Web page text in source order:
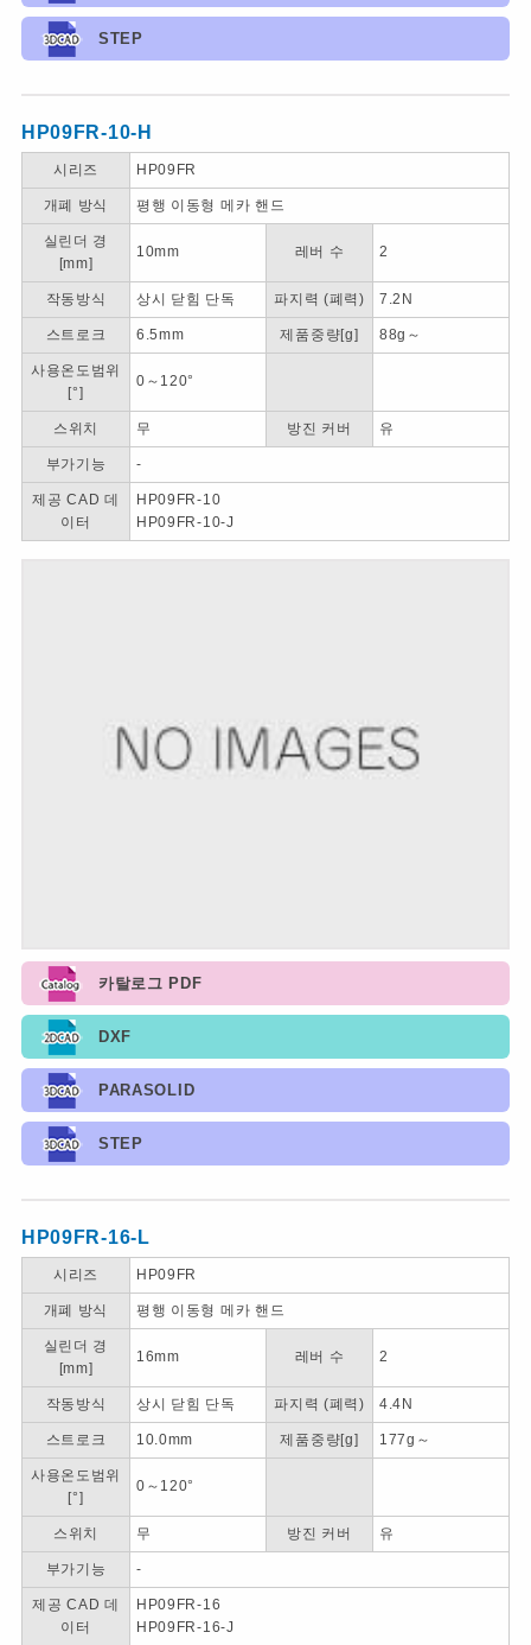
STEP
HP09FR-10-H
시리즈 HP09FR
개폐 방식 평행 이동형 메카 핸드
실린더 경
[mm]
10mm 레버 수 2
작동방식 상시 닫힘 단독 파지력 (폐력) 7.2N
스트로크 6.5mm 제품중량[g] 88g～
사용온도범위
[°]
0～120°
스위치 무 방진 커버 유
부가기능 -
제공 CAD 데
이터
HP09FR-10
HP09FR-10-J
카탈로그 PDF
DXF
PARASOLID
STEP
HP09FR-16-L
시리즈 HP09FR
개폐 방식 평행 이동형 메카 핸드
실린더 경
[mm]
16mm 레버 수 2
작동방식 상시 닫힘 단독 파지력 (폐력) 4.4N
스트로크 10.0mm 제품중량[g] 177g～
사용온도범위
[°]
0～120°
스위치 무 방진 커버 유
부가기능 -
제공 CAD 데
이터
HP09FR-16
HP09FR-16-J